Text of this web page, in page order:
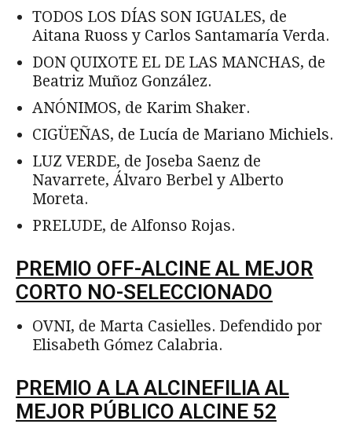
TODOS LOS DÍAS SON IGUALES, de
Aitana Ruoss y Carlos Santamaría Verda.
DON QUIXOTE EL DE LAS MANCHAS, de
Beatriz Muñoz González.
ANÓNIMOS, de Karim Shaker.
CIGÜEÑAS, de Lucía de Mariano Michiels.
LUZ VERDE, de Joseba Saenz de
Navarrete, Álvaro Berbel y Alberto
Moreta.
PRELUDE, de Alfonso Rojas.
PREMIO OFF-ALCINE AL MEJOR
CORTO NO-SELECCIONADO
OVNI, de Marta Casielles. Defendido por
Elisabeth Gómez Calabria.
PREMIO A LA ALCINEFILIA AL
MEJOR PÚBLICO ALCINE 52